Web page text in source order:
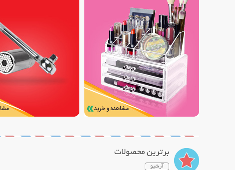
برترین محصولات
آرشیو